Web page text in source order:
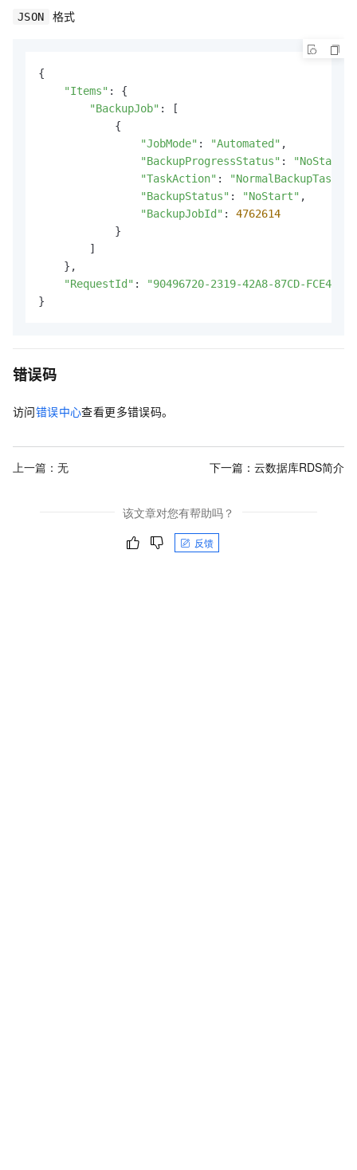
JSON 格式
{
"Items" : {
"BackupJob" : [
            {
"JobMode" : "Automated" ,
"BackupProgressStatus" : "NoStart"
"TaskAction" : "NormalBackupTask"
"BackupStatus" : "NoStart" ,
"BackupJobId" : 4762614
            }
        ]
    },
"RequestId" :
"90496720-2319-42A8-87CD-
}
错误码
访问错误中心查看更多错误码。
上一篇：无 下一篇： 云数据库RDS简介
该文章对您有帮助吗？
反馈